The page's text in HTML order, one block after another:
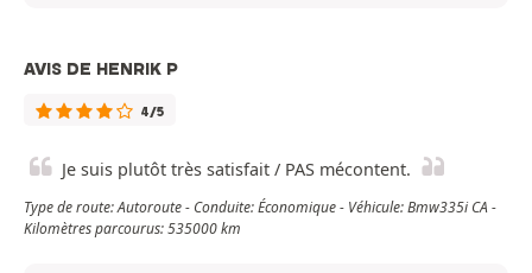
AVIS DE HENRIK P
4/5
Je suis plutôt très satisfait / PAS mécontent.
Type de route: Autoroute - Conduite: Économique - Véhicule: Bmw335i CA -
Kilomètres parcourus: 535000 km